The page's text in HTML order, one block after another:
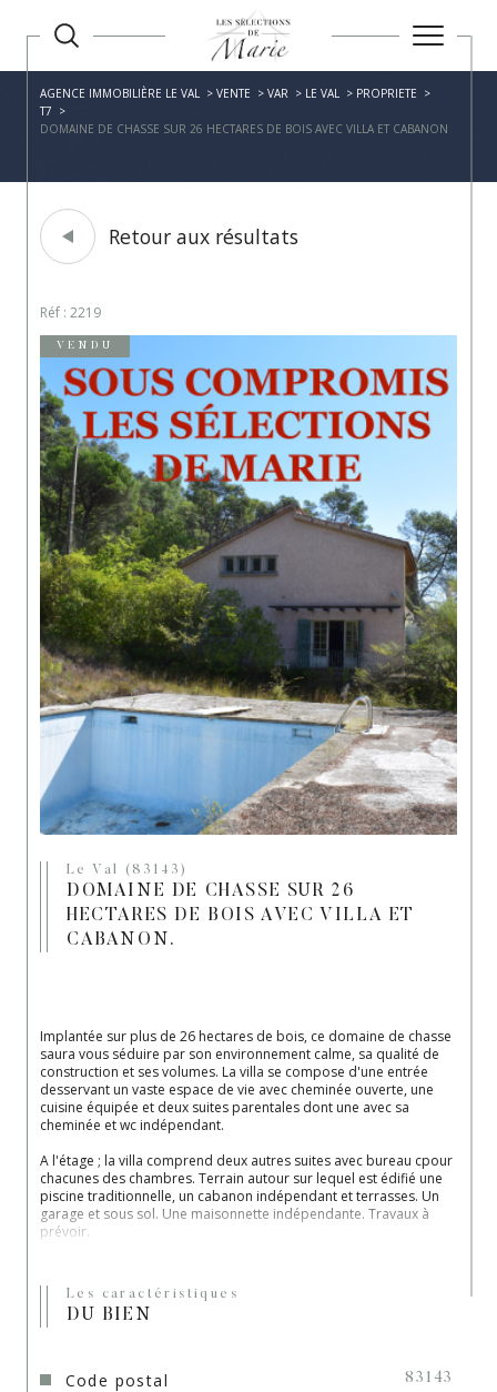
AGENCE IMMOBILIÈRE LE VAL VENTE VAR LE VAL
PROPRIETE
T7
DOMAINE DE CHASSE SUR 26 HECTARES DE BOIS AVEC VILLA ET CABANON
Retour aux résultats
Réf : 2219
VENDU
Le Val (83143)
DOMAINE DE CHASSE SUR 26
HECTARES DE BOIS AVEC VILLA ET
CABANON.
Implantée sur plus de 26 hectares de bois, ce domaine de chasse
saura vous séduire par son environnement calme, sa qualité de
construction et ses volumes. La villa se compose d'une entrée
desservant un vaste espace de vie avec cheminée ouverte, une
cuisine équipée et deux suites parentales dont une avec sa
cheminée et wc indépendant.
A l'étage ; la villa comprend deux autres suites avec bureau cpour
chacunes des chambres. Terrain autour sur lequel est édifié une
piscine traditionnelle, un cabanon indépendant et terrasses. Un
garage et sous sol. Une maisonnette indépendante. Travaux à
prévoir.
cheminées foyers ouverts, vue dégagée, emplacement
idéal - Les Sélections de Marie Mandat 2219 - 04.94.72.42.78 -
06.34.01.28.18.
Les caractéristiques
DU BIEN
Code postal 83143